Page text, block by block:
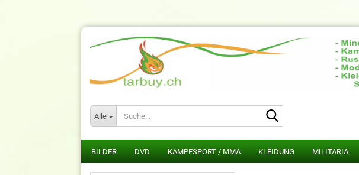
Alle
BILDER DVD KAMPFSPORT / MMA KLEIDUNG MILITARIA